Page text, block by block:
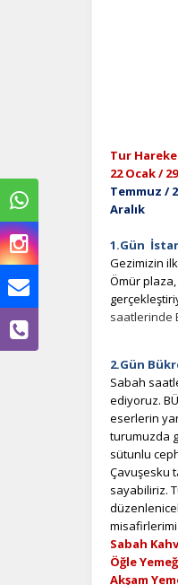
Tur
22 Ocak /
Temmuz /
Aralık
1.Gün
Gezimizin
Ömür plaza,
saatlerinde
2.Gün
Sabah
ediyoruz.
eserlerin
turumuzda
sütunlu
Çavuşesku
sayabiliriz.
Sabah
Öğle
Akşam